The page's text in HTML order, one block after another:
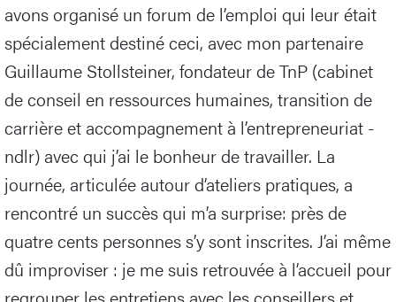
avons organisé un forum de l’emploi qui leur était
spécialement destiné ceci, avec mon partenaire
Guillaume Stollsteiner, fondateur de TnP (cabinet
de conseil en ressources humaines, transition de
carrière et accompagnement à l’entrepreneuriat -
ndlr) avec qui j’ai le bonheur de travailler. La
journée, articulée autour d’ateliers pratiques, a
rencontré un succès qui m’a surprise: près de
quatre cents personnes s’y sont inscrites. J’ai même
dû improviser : je me suis retrouvée à l’accueil pour